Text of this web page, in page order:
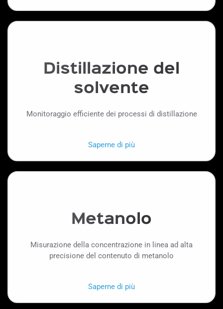
Distillazione del
solvente
Monitoraggio efficiente dei processi di distillazione
Saperne di più
Metanolo
Misurazione della concentrazione in linea ad alta
precisione del contenuto di metanolo
Saperne di più